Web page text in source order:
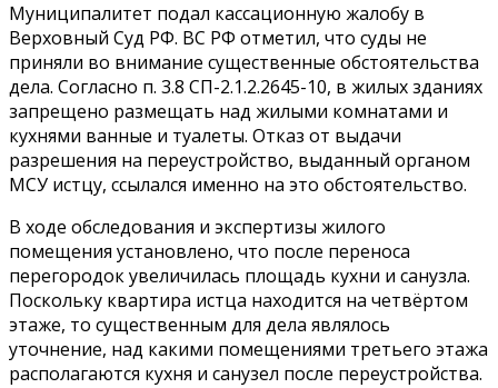
Муниципалитет подал кассационную жалобу в
Верховный Суд РФ. ВС РФ отметил, что суды не
приняли во внимание существенные обстоятельства
дела. Согласно п. 3.8 СП-2.1.2.2645-10, в жилых зданиях
запрещено размещать над жилыми комнатами и
кухнями ванные и туалеты. Отказ от выдачи
разрешения на переустройство, выданный органом
МСУ истцу, ссылался именно на это обстоятельство.
В ходе обследования и экспертизы жилого
помещения установлено, что после переноса
перегородок увеличилась площадь кухни и санузла.
Поскольку квартира истца находится на четвёртом
этаже, то существенным для дела являлось
уточнение, над какими помещениями третьего этажа
располагаются кухня и санузел после переустройства.